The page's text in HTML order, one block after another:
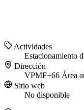
Actividades
Estacionamiento
Dirección
VPMF+66 Área
Sitio web
No disponible